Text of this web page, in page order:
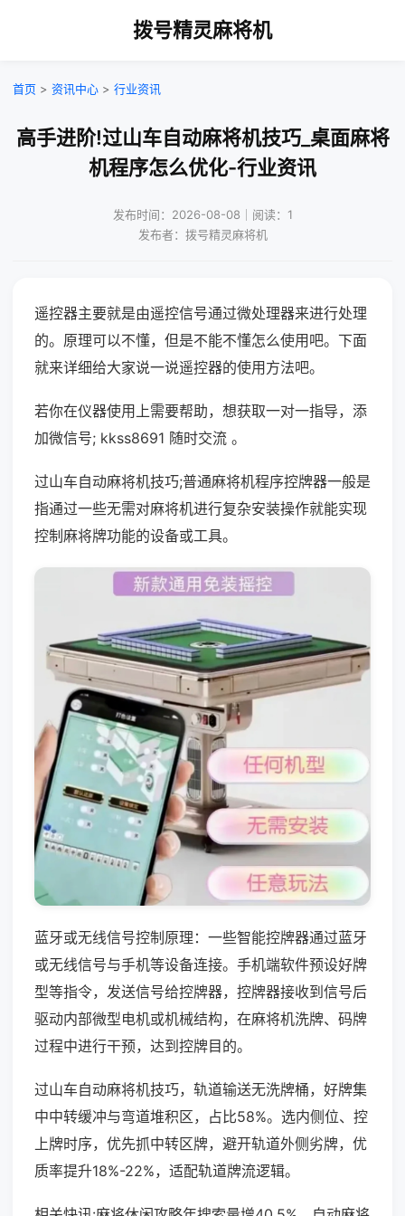
拨号精灵麻将机
首页 > 资讯中心 > 行业资讯
高手进阶!过山车自动麻将机技巧_桌面麻将
机程序怎么优化-行业资讯
发布时间：2026-08-08｜阅读：1
发布者：拨号精灵麻将机
遥控器主要就是由遥控信号通过微处理器来进行处理
的。原理可以不懂，但是不能不懂怎么使用吧。下面
就来详细给大家说一说遥控器的使用方法吧。
若你在仪器使用上需要帮助，想获取一对一指导，添
加微信号; kkss8691 随时交流 。
过山车自动麻将机技巧;普通麻将机程序控牌器一般是
指通过一些无需对麻将机进行复杂安装操作就能实现
控制麻将牌功能的设备或工具。
蓝牙或无线信号控制原理：一些智能控牌器通过蓝牙
或无线信号与手机等设备连接。手机端软件预设好牌
型等指令，发送信号给控牌器，控牌器接收到信号后
驱动内部微型电机或机械结构，在麻将机洗牌、码牌
过程中进行干预，达到控牌目的。
过山车自动麻将机技巧，轨道输送无洗牌桶，好牌集
中中转缓冲与弯道堆积区，占比58%。选内侧位、控
上牌时序，优先抓中转区牌，避开轨道外侧劣牌，优
质率提升18%-22%，适配轨道牌流逻辑。